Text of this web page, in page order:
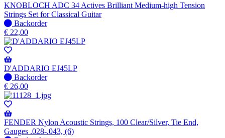
KNOBLOCH ADC 34 Actives Brilliant Medium-high Tension
Strings Set for Classical Guitar
Niet
op
voorraad
-
Wordt
verzonden
wanneer
beschikbaar
Backorder
€ 22,00
D'ADDARIO EJ45LP
Niet
op
voorraad
-
Wordt
verzonden
wanneer
Backorder
€ 26,00
FENDER Nylon Acoustic Strings, 100 Clear/Silver, Tie End,
Gauges .028-.043, (6)